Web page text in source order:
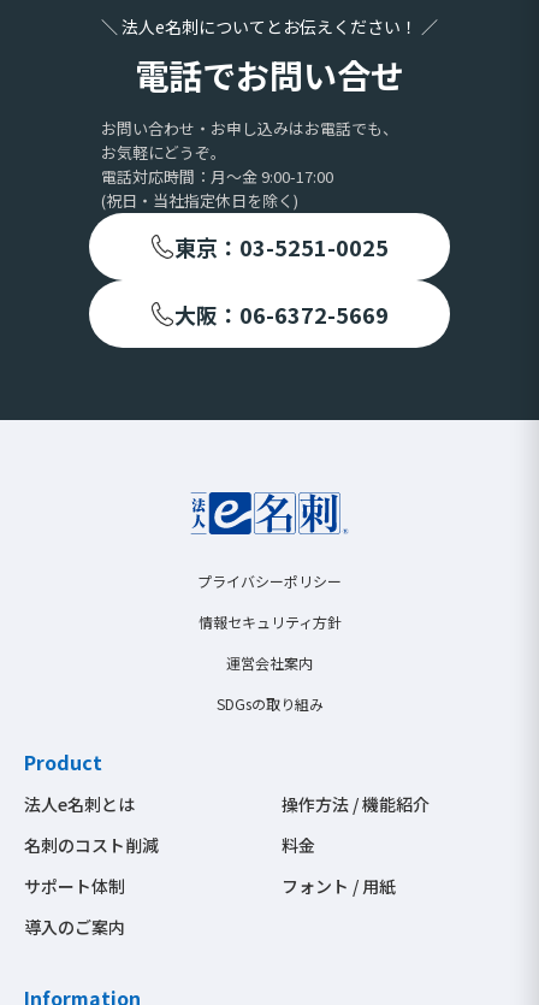
＼ 法人e名刺についてとお伝えください！ ／
電話でお問い合せ
お問い合わせ・お申し込みはお電話でも、
お気軽にどうぞ。
電話対応時間：月〜金 9:00-17:00
(祝日・当社指定休日を除く)
東京：03-5251-0025
大阪：06-6372-5669
プライバシーポリシー
情報セキュリティ方針
運営会社案内
SDGsの取り組み
Product
法人e名刺とは
名刺のコスト削減
サポート体制
導入のご案内
操作方法 / 機能紹介
料金
フォント / 用紙
Information